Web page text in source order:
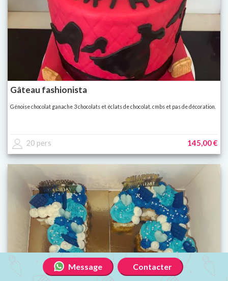
Gâteau fashionista
Génoise chocolat ganache 3 chocolats et éclats de chocolat. cmbs et pas de décoration.
20 pers 145,00 €
Message Contacter